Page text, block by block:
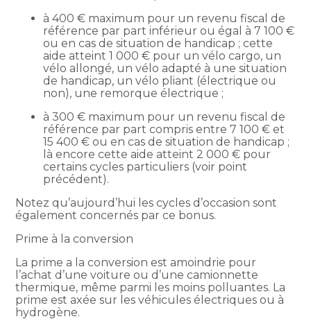
à 400 € maximum pour un revenu fiscal de
référence par part inférieur ou égal à 7 100 €
ou en cas de situation de handicap ; cette
aide atteint 1 000 € pour un vélo cargo, un
vélo allongé, un vélo adapté à une situation
de handicap, un vélo pliant (électrique ou
non), une remorque électrique ;
à 300 € maximum pour un revenu fiscal de
référence par part compris entre 7 100 € et
15 400 € ou en cas de situation de handicap ;
là encore cette aide atteint 2 000 € pour
certains cycles particuliers (voir point
précédent).
Notez qu’aujourd’hui les cycles d’occasion sont
également concernés par ce bonus.
Prime à la conversion
La prime a la conversion est amoindrie pour
l’achat d’une voiture ou d’une camionnette
thermique, même parmi les moins polluantes. La
prime est axée sur les véhicules électriques ou à
hydrogène.